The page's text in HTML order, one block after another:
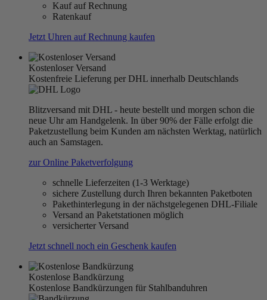
Kauf auf Rechnung
Ratenkauf
Jetzt Uhren auf Rechnung kaufen
Kostenloser Versand
Kostenfreie Lieferung per DHL innerhalb Deutschlands
Blitzversand mit DHL - heute bestellt und morgen schon die
neue Uhr am Handgelenk. In über 90% der Fälle erfolgt die
Paketzustellung beim Kunden am nächsten Werktag, natürlich
auch an Samstagen.
zur Online Paketverfolgung
schnelle Lieferzeiten (1-3 Werktage)
sichere Zustellung durch Ihren bekannten Paketboten
Pakethinterlegung in der nächstgelegenen DHL-Filiale
Versand an Paketstationen möglich
versicherter Versand
Jetzt schnell noch ein Geschenk kaufen
Kostenlose Bandkürzung
Kostenlose Bandkürzungen für Stahlbanduhren